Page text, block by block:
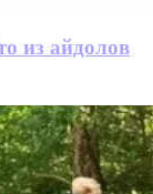
из айдолов